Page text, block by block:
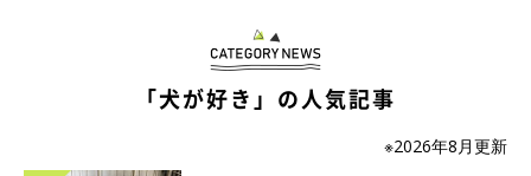
「犬が好き」の人気記事
※2026年8月更新